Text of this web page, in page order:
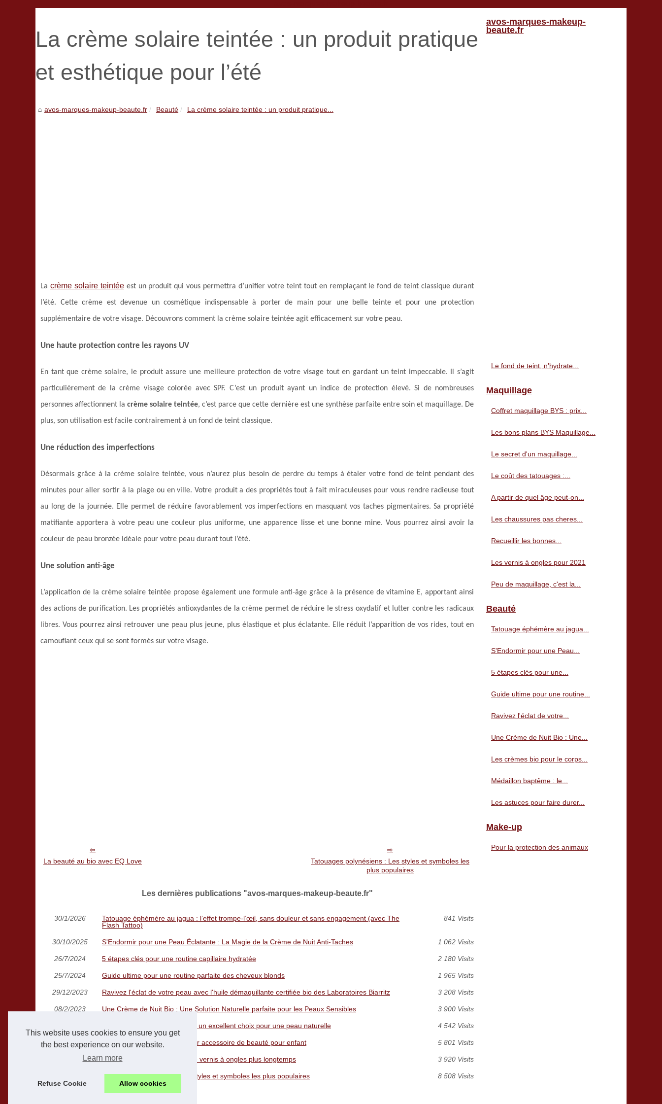
This website uses cookies to ensure you get
the best experience on our website.
Learn more
Refuse Cookie Allow cookies
La crème solaire teintée : un produit pratique
et esthétique pour l’été
avos-marques-makeup-beaute.fr Beauté La crème solaire teintée : un produit pratique...
La crème solaire teintéeest un produit qui vous permettra d’unifier votre teint tout en remplaçant le fond de teint classique durant
l’été. Cette crème est devenue un cosmétique indispensable à porter de main pour une belle teinte et pour une protection
supplémentaire de votre visage. Découvrons comment la crème solaire teintée agit efficacement sur votre peau.
Une haute protection contre les rayons UV
En tant que crème solaire, le produit assure une meilleure protection de votre visage tout en gardant un teint impeccable. Il s’agit
particulièrement de la crème visage colorée avec SPF. C’est un produit ayant un indice de protection élevé. Si de nombreuses
personnes affectionnent lacrème solaire teintée, c’est parce que cette dernière est une synthèse parfaite entre soin et maquillage. De
plus, son utilisation est facile contrairement à un fond de teint classique.
Une réduction des imperfections
Désormais grâce à la crème solaire teintée, vous n’aurez plus besoin de perdre du temps à étaler votre fond de teint pendant des
minutes pour aller sortir à la plage ou en ville. Votre produit a des propriétés tout à fait miraculeuses pour vous rendre radieuse tout
au long de la journée. Elle permet de réduire favorablement vos imperfections en masquant vos taches pigmentaires. Sa propriété
matifiante apportera à votre peau une couleur plus uniforme, une apparence lisse et une bonne mine. Vous pourrez ainsi avoir la
couleur de peau bronzée idéale pour votre peau durant tout l’été.
Une solution anti-âge
L’application de la crème solaire teintée propose également une formule anti-âge grâce à la présence de vitamine E, apportant ainsi
des actions de purification. Les propriétés antioxydantes de la crème permet de réduire le stress oxydatif et lutter contre les radicaux
libres. Vous pourrez ainsi retrouver une peau plus jeune, plus élastique et plus éclatante. Elle réduit l’apparition de vos rides, tout en
camouflant ceux qui se sont formés sur votre visage.
La beauté au bio avec EQ Love
Tatouages polynésiens : Les styles et symboles les
plus populaires
Les dernières publications "avos-marques-makeup-beaute.fr"
30/1/2026
Tatouage éphémère au jagua : l’effet trompe‑l’œil, sans douleur et sans engagement (avec The
Flash Tattoo)
841 Visits
30/10/2025 S'Endormir pour une Peau Éclatante : La Magie de la Crème de Nuit Anti-Taches 1 062 Visits
26/7/2024 5 étapes clés pour une routine capillaire hydratée 2 180 Visits
25/7/2024 Guide ultime pour une routine parfaite des cheveux blonds 1 965 Visits
29/12/2023 Ravivez l'éclat de votre peau avec l'huile démaquillante certifiée bio des Laboratoires Biarritz 3 208 Visits
08/2/2023 Une Crème de Nuit Bio : Une Solution Naturelle parfaite pour les Peaux Sensibles 3 900 Visits
Les crèmes bio pour le corps : un excellent choix pour une peau naturelle 4 542 Visits
03/8/2022 Médaillon baptême : le meilleur accessoire de beauté pour enfant 5 801 Visits
20/7/2022 Les astuces pour faire durer le vernis à ongles plus longtemps 3 920 Visits
Tatouages polynésiens : Les styles et symboles les plus populaires 8 508 Visits
avos-marques-makeup-
beaute.fr
Le fond de teint, n'hydrate...
Maquillage
Coffret maquillage BYS : prix...
Les bons plans BYS Maquillage...
Le secret d'un maquillage...
Le coût des tatouages :...
A partir de quel âge peut-on...
Les chaussures pas cheres...
Recueillir les bonnes...
Les vernis à ongles pour 2021
Peu de maquillage, c'est la...
Beauté
Tatouage éphémère au jagua...
S'Endormir pour une Peau...
5 étapes clés pour une...
Guide ultime pour une routine...
Ravivez l'éclat de votre...
Une Crème de Nuit Bio : Une...
Les crèmes bio pour le corps...
Médaillon baptême : le...
Les astuces pour faire durer...
Make-up
Pour la protection des animaux